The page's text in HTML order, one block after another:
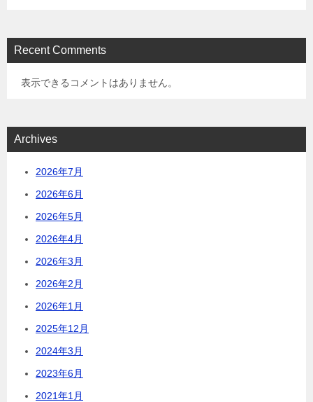
Recent Comments
表示できるコメントはありません。
Archives
2026年7月
2026年6月
2026年5月
2026年4月
2026年3月
2026年2月
2026年1月
2025年12月
2024年3月
2023年6月
2021年1月